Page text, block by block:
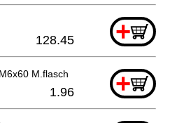
+
128.45
M.flasch +
1.96